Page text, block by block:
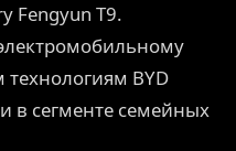
Fengyun T9.
BYD
в сегменте семейных